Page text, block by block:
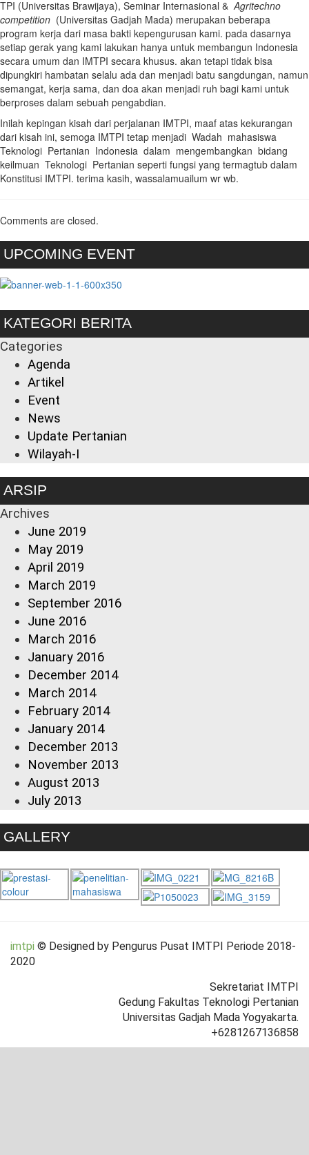
TPI (Universitas Brawijaya), Seminar Internasional &Agritechno
competition (Universitas Gadjah Mada) merupakan beberapa
program kerja dari masa bakti kepengurusan kami. pada dasarnya
setiap gerak yang kami lakukan hanya untuk membangun Indonesia
secara umum dan IMTPI secara khusus. akan tetapi tidak bisa
dipungkiri hambatan selalu ada dan menjadi batu sangdungan, namun
semangat, kerja sama, dan doa akan menjadi ruh bagi kami untuk
berproses dalam sebuah pengabdian.
Inilah kepingan kisah dari perjalanan IMTPI, maaf atas kekurangan
dari kisah ini, semoga IMTPI tetap menjadi Wadah mahasiswa
Teknologi Pertanian Indonesia dalam mengembangkan bidang
keilmuan Teknologi Pertanian seperti fungsi yang termagtub dalam
Konstitusi IMTPI. terima kasih, wassalamuailum wr wb.
Comments are closed.
UPCOMING EVENT
KATEGORI BERITA
Categories
Agenda
Artikel
Event
News
Update Pertanian
Wilayah-I
ARSIP
Archives
June 2019
May 2019
April 2019
March 2019
September 2016
June 2016
March 2016
January 2016
December 2014
March 2014
February 2014
January 2014
December 2013
November 2013
August 2013
July 2013
GALLERY
imtpi © Designed by Pengurus Pusat IMTPI Periode 2018-
2020
Sekretariat IMTPI
Gedung Fakultas Teknologi Pertanian
Universitas Gadjah Mada Yogyakarta.
+6281267136858